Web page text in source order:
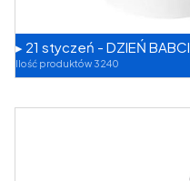
▸ 21 styczeń - DZIEŃ BABCI
Ilość produktów 3240